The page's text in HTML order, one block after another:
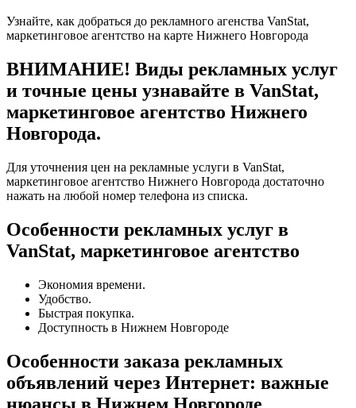
Узнайте, как добраться до рекламного агенства VanStat,
маркетинговое агентство на карте Нижнего Новгорода
ВНИМАНИЕ! Виды рекламных услуг
и точные цены узнавайте в VanStat,
маркетинговое агентство Нижнего
Новгорода.
Для уточнения цен на рекламные услуги в VanStat,
маркетинговое агентство Нижнего Новгорода достаточно
нажать на любой номер телефона из списка.
Особенности рекламных услуг в
VanStat, маркетинговое агентство
Экономия времени.
Удобство.
Быстрая покупка.
Доступность в Нижнем Новгороде
Особенности заказа рекламных
объявлений через Интернет: важные
нюансы в Нижнем Новгороде